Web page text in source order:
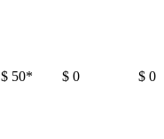
$ 50* $ 0 $ 0